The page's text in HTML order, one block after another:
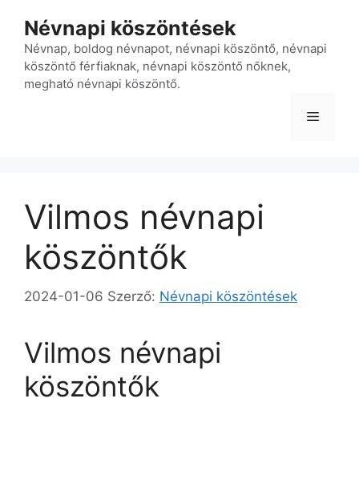
tartalomba
Névnapi köszöntések
Névnap, boldog névnapot, névnapi köszöntő, névnapi
köszöntő férfiaknak, névnapi köszöntő nőknek,
megható névnapi köszöntő.
Menü
Vilmos névnapi
köszöntők
2024-01-06 Szerző: Névnapi köszöntések
Vilmos névnapi
köszöntők